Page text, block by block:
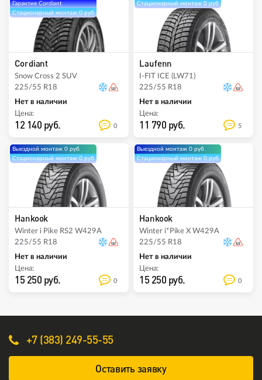
Гарантия Cordiant
Стационарный монтаж 0 руб
Cordiant
Snow Cross 2 SUV
225/55 R18
Нет в наличии
Цена:
12 140 руб. 0
Стационарный монтаж 0 руб
Laufenn
I-FIT ICE (LW71)
225/55 R18
Нет в наличии
Цена:
11 790 руб. 5
Выездной монтаж 0 руб
Стационарный монтаж 0 руб
Hankook
Winter i Pike RS2 W429A
225/55 R18
Нет в наличии
Цена:
15 250 руб. 0
Выездной монтаж 0 руб
Стационарный монтаж 0 руб
Hankook
Winter i*Pike X W429A
225/55 R18
Нет в наличии
Цена:
15 250 руб. 0
+7 (383) 249-55-55
Оставить заявку